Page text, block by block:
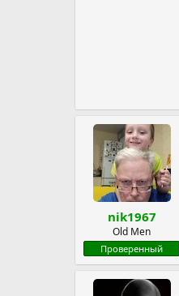
nik1967
Old Men
Проверенный